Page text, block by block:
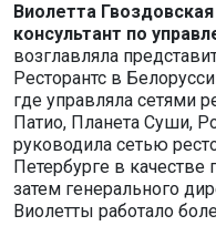
Виолетта
консультант по
возглавляла
Ресторантс в
где управляла сетями
Патио, Планета Суши,
руководила сетью
Петербурге в
затем генерального
Виолетты работало